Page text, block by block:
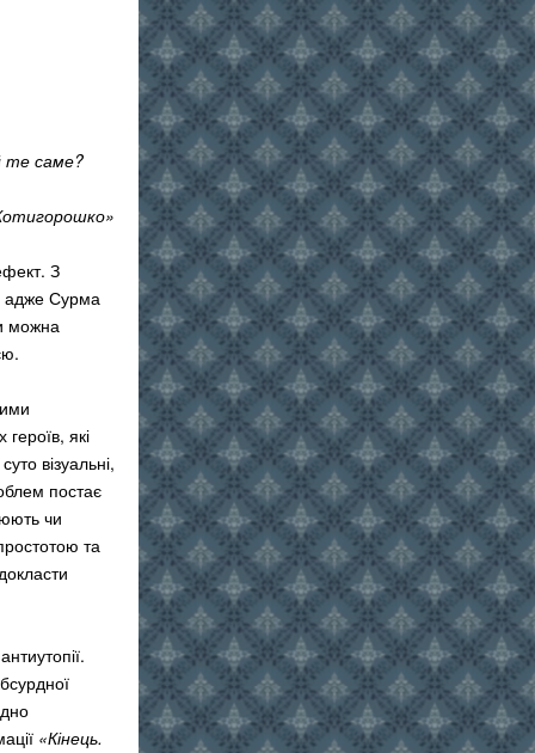
те саме?
З
адже Сурма
можна
які
візуальні,
постає
чи
та
«Кінець.